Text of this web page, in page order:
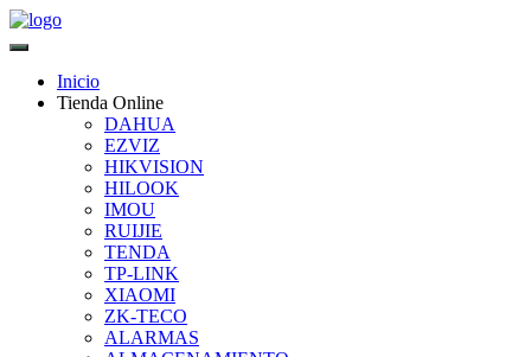
Inicio
Tienda Online
DAHUA
EZVIZ
HIKVISION
HILOOK
IMOU
RUIJIE
TENDA
TP-LINK
XIAOMI
ZK-TECO
ALARMAS